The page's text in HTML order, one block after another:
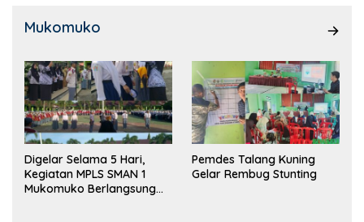
Mukomuko
Digelar Selama 5 Hari,
Kegiatan MPLS SMAN 1
Mukomuko Berlangsung
Pemdes Talang Kuning
Gelar Rembug Stunting